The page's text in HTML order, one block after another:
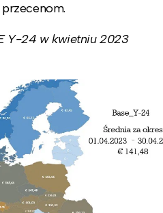
przecenom.
Y-24 w kwietniu 2023